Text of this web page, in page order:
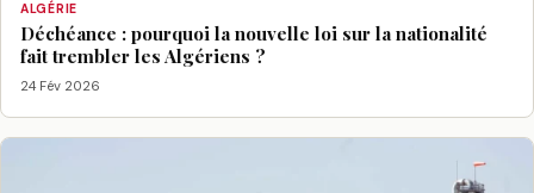
ALGÉRIE
Déchéance : pourquoi la nouvelle loi sur la nationalité
fait trembler les Algériens ?
24 Fév 2026